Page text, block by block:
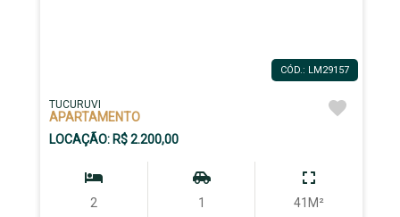
CÓD.: LM29157
TUCURUVI
APARTAMENTO
LOCAÇÃO: R$ 2.200,00
2 1 41M²